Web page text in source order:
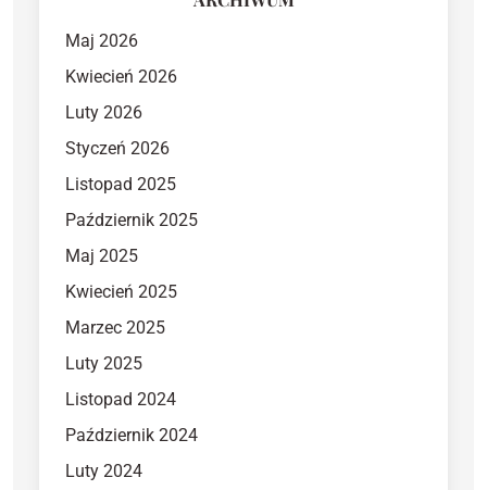
Maj 2026
Kwiecień 2026
Luty 2026
Styczeń 2026
Listopad 2025
Październik 2025
Maj 2025
Kwiecień 2025
Marzec 2025
Luty 2025
Listopad 2024
Październik 2024
Luty 2024